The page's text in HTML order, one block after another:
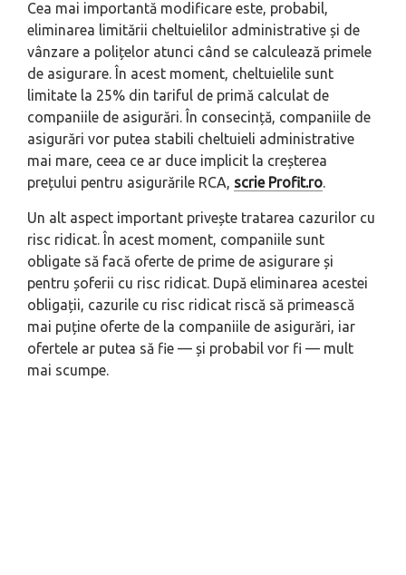
Cea mai importantă modificare este, probabil,
eliminarea limitării cheltuielilor administrative și de
vânzare a polițelor atunci când se calculează primele
de asigurare. În acest moment, cheltuielile sunt
limitate la 25% din tariful de primă calculat de
companiile de asigurări. În consecință, companiile de
asigurări vor putea stabili cheltuieli administrative
mai mare, ceea ce ar duce implicit la creșterea
prețului pentru asigurările RCA, scrie Profit.ro.
Un alt aspect important privește tratarea cazurilor cu
risc ridicat. În acest moment, companiile sunt
obligate să facă oferte de prime de asigurare și
pentru șoferii cu risc ridicat. După eliminarea acestei
obligații, cazurile cu risc ridicat riscă să primească
mai puține oferte de la companiile de asigurări, iar
ofertele ar putea să fie — și probabil vor fi — mult
mai scumpe.